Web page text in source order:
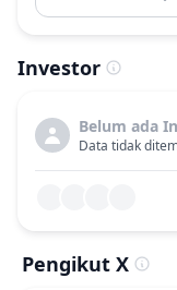
Investor
Belum ada
Data tidak
Pengikut X